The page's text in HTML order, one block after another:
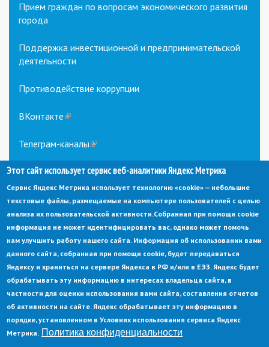
Прием граждан по вопросам экономического развития
города
Поддержка инвестиционной и предпринимательской
деятельности
Противодействие коррупции
ВКонтакте(link
external)
Телеграм-каналы(link
external)
© Администрация города Заречный
Электронная почта:
adm@zarechny.zato.ru
sends
e-
mail)
Пензенская обл, г. Заречный, пр-кт. 30-летия Победы, д. 27, 442960
При публикации материалов сайта ссылка на источник обязательна.
Политика конфиденциальности Ссылка на старый сайт
Этот сайт использует сервис веб-аналитики Яндекс Метрика
Сервис Яндекс Метрика использует технологию «cookie» — небольшие
текстовые файлы, размещаемые на компьютере пользователей с целью
анализа их пользовательской активности.Собранная при помощи cookie
информация не может идентифицировать вас, однако может помочь
нам улучшить работу нашего сайта. Информация об использовании вами
данного сайта, собранная при помощи cookie, будет передаваться
Яндексу и храниться на сервере Яндекса в РФ и/или в ЕЭЗ. Яндекс будет
обрабатывать эту информацию в интересах владельца сайта, в
частности для оценки использования вами сайта, составления отчетов
об активности на сайте. Яндекс обрабатывает эту информацию в
порядке, установленном в Условиях использования сервиса Яндекс
Метрика. Политика конфиденциальности